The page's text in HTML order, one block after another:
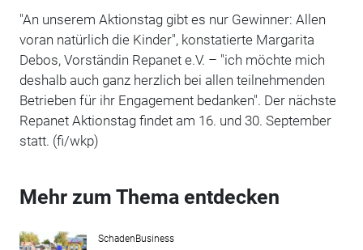
"An unserem Aktionstag gibt es nur Gewinner: Allen
voran natürlich die Kinder", konstatierte Margarita
Debos, Vorständin Repanet e.V. – "ich möchte mich
deshalb auch ganz herzlich bei allen teilnehmenden
Betrieben für ihr Engagement bedanken". Der nächste
Repanet Aktionstag findet am 16. und 30. September
statt. (fi/wkp)
Mehr zum Thema entdecken
SchadenBusiness